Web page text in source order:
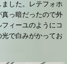
した。レテフォホ
っ暗だったので外
ィーユのようにコ
で白みがかってお